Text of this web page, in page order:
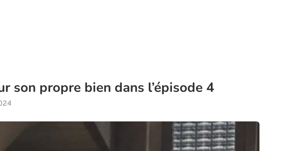
son propre bien dans l’épisode 4